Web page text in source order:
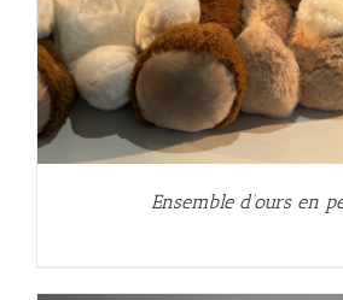
Ensemble d’ours en